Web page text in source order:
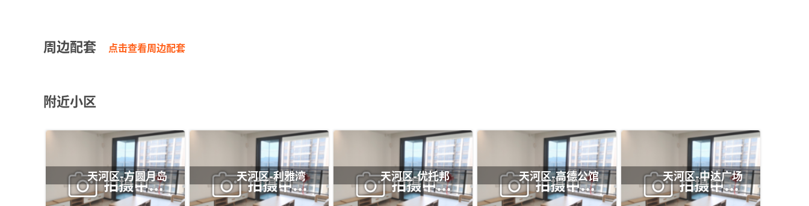
周边配套 点击查看周边配套
附近小区
天河区-方圆月岛 天河区-利雅湾 天河区-优托邦 天河区-高德公馆 天河区-中达广场